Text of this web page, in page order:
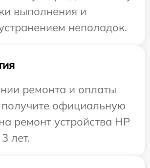
выполнения и
неполадок.
ремонта и оплаты
официальную
ремонт устройства HP
лет.